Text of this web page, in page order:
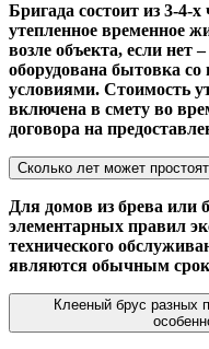
Бригада состоит из 3-4-
утепленное временное
возле объекта, если нет
оборудована бытовка
условиями. Стоимость
включена в смету во
договора на
Сколько лет может
Для домов из брева или
элементарных правил
технического
являются обычным
Клееный брус разных